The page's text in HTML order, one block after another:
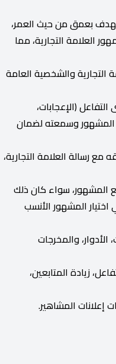
بعمق من حيث العمر،
العلامة التجارية، مما
التجارية والشخصية العامة
(الإعجابات،
المشهور وسمعته لضمان
رسالة العلامة التجارية،
المشهور، سواء كان ذلك
اختيار المشهور الأنسب
والمخرجات
زيادة المتابعين،
إعلانات المشاهير.